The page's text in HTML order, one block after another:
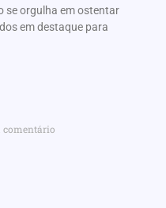
orgulha em ostentar
em destaque para
comentário